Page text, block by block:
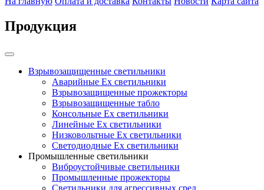
Продукция
Взрывозащищенные светильники
Аварийные Ex светильники
Взрывозащищенные прожекторы
Взрывозащищенные табло
Консольные Ех светильники
Линейные Ex светильники
Низковольтные Ex светильники
Светодиодные Ex светильники
Промышленные светильники
Виброустойчивые светильники
Промышленные прожекторы
Светильники для агрессивных сред